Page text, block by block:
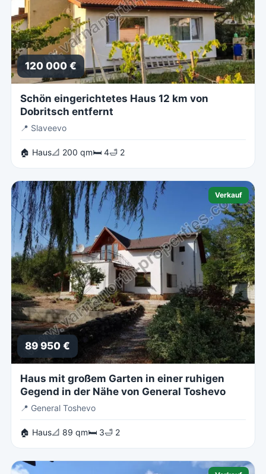
120 000 €
Schön eingerichtetes Haus 12 km von
Dobritsch entfernt
📍 Slaveevo
🏠 Haus📐 200 qm🛏 4🛁 2
Verkauf
89 950 €
Haus mit großem Garten in einer ruhigen
Gegend in der Nähe von General Toshevo
📍 General Toshevo
🏠 Haus📐 89 qm🛏 3🛁 2